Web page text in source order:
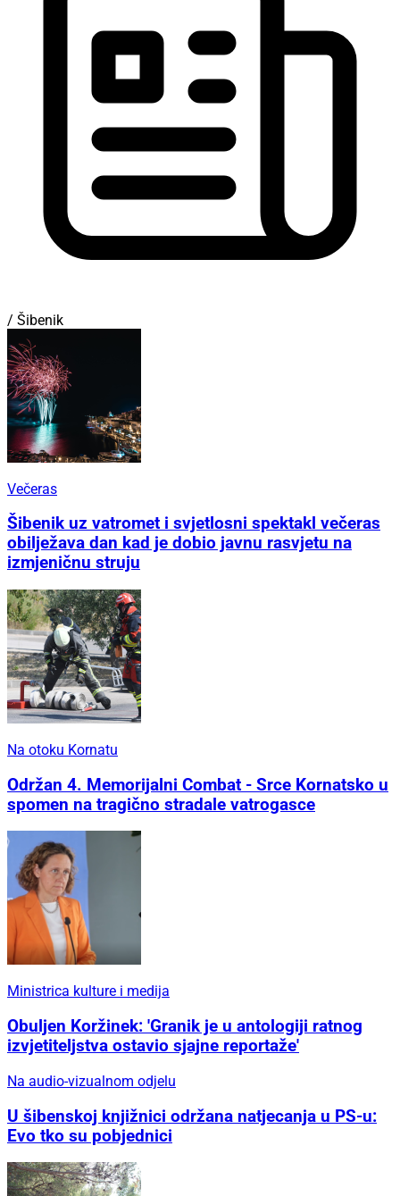
/ Šibenik
Večeras
Šibenik uz vatromet i svjetlosni spektakl večeras
obilježava dan kad je dobio javnu rasvjetu na
izmjeničnu struju
Na otoku Kornatu
Održan 4. Memorijalni Combat - Srce Kornatsko u
spomen na tragično stradale vatrogasce
Ministrica kulture i medija
Obuljen Koržinek: 'Granik je u antologiji ratnog
izvjetiteljstva ostavio sjajne reportaže'
Na audio-vizualnom odjelu
U šibenskoj knjižnici održana natjecanja u PS-u:
Evo tko su pobjednici